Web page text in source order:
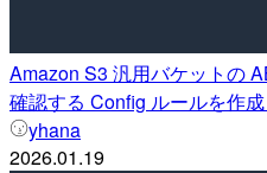
Amazon S3 汎用バケットの
確認する Config ルールを作
yhana
2026.01.19